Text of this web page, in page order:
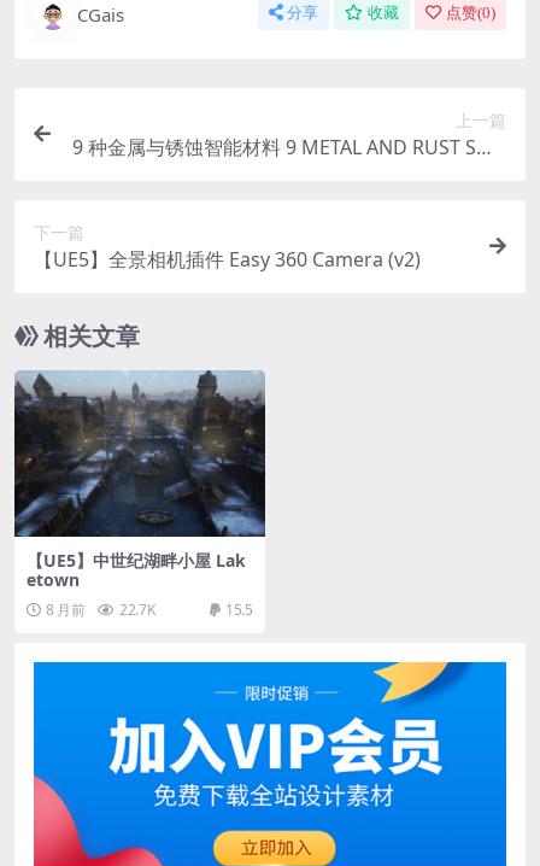
CGais 分享 收藏 点赞(0)
上一篇
9 种金属与锈蚀智能材料 9 METAL AND RUST SMA
下一篇
【UE5】全景相机插件 Easy 360 Camera (v2)
相关文章
【UE5】中世纪湖畔小屋 Lak
etown
8 月前 22.7K 15.5